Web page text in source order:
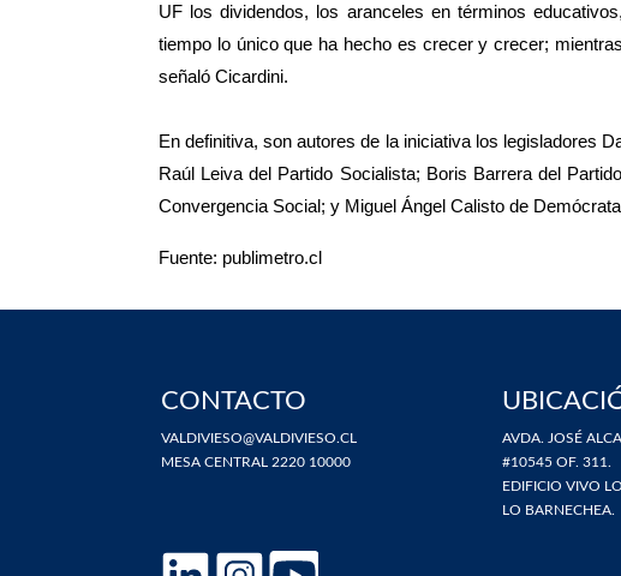
UF los dividendos, los aranceles en términos
tiempo lo único que ha hecho es crecer y crecer;
señaló Cicardini.
En definitiva, son autores de la iniciativa los legisladores
Raúl Leiva del Partido Socialista; Boris Barrera del
Convergencia Social; y Miguel Ángel Calisto de
Fuente: publimetro.cl
CONTACTO
VALDIVIESO@VALDIVIESO.CL
MESA CENTRAL 2220 10000
AVDA. JOSÉ
#10545 OF. 311.
EDIFICIO VIVO
LO BARNECHEA.